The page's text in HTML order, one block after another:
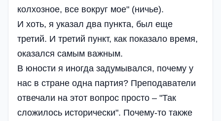
колхозное, все вокруг мое" (ничье).
И хоть, я указал два пункта, был еще
третий. И третий пункт, как показало время,
оказался самым важным.
В юности я иногда задумывался, почему у
нас в стране одна партия? Преподаватели
отвечали на этот вопрос просто – "Так
сложилось исторически". Почему-то также